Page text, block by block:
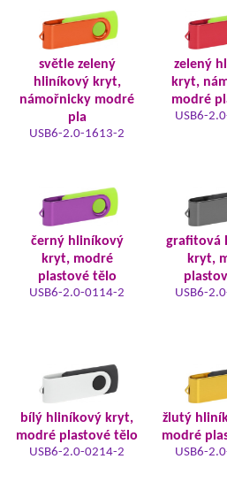
světle zelený
hliníkový kryt,
námořnicky modré
pla
USB6-2.0-1613-2
zelený
kryt,
modré
USB6-
černý hliníkový
kryt, modré
plastové tělo
USB6-2.0-0114-2
grafitová
kryt,
USB6-
bílý hliníkový kryt,
modré plastové tělo
USB6-2.0-0214-2
žlutý
modré
USB6-